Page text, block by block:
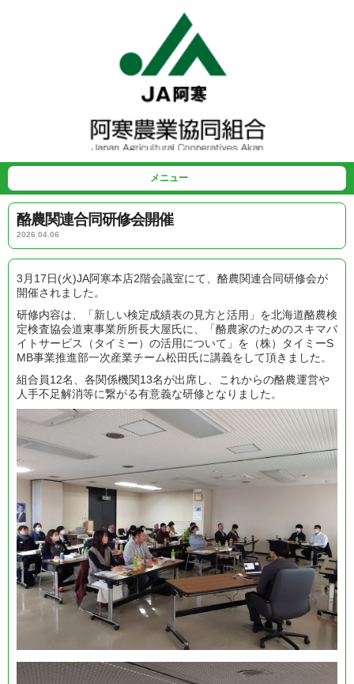
メニュー
酪農関連合同研修会開催
2026.04.06
3月17日(火)JA阿寒本店2階会議室にて、酪農関連合同研修会が
開催されました。
研修内容は、「新しい検定成績表の見方と活用」を北海道酪農検
定検査協会道東事業所所長大屋氏に、「酪農家のためのスキマバ
イトサービス（タイミー）の活用について」を（株）タイミーS
MB事業推進部一次産業チーム松田氏に講義をして頂きました。
組合員12名、各関係機関13名が出席し、これからの酪農運営や
人手不足解消等に繋がる有意義な研修となりました。